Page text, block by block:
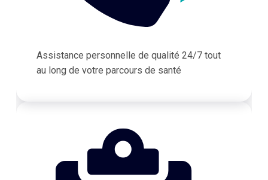
Assistance personnelle de qualité 24/7 tout
au long de votre parcours de santé